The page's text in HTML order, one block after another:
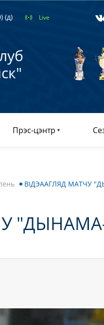
(д) Live
Прэс-цэнтр
ВІДЭААГЛЯД МАТЧУ